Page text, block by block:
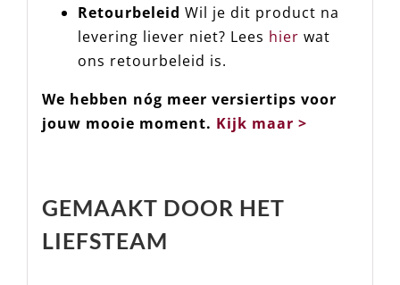
Retourbeleid Wil je dit product na
levering liever niet? Lees hier wat
ons retourbeleid is.
We hebben nóg meer versiertips voor
jouw mooie moment. Kijk maar >
GEMAAKT DOOR HET
LIEFSTEAM